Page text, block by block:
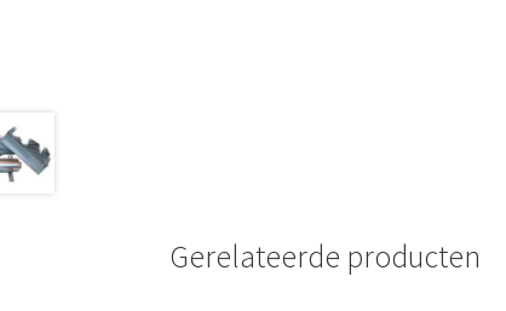
Gerelateerde producten